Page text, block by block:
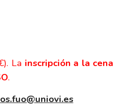
La inscripción a la cena
.